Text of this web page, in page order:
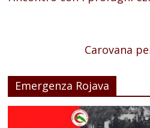
Carovana
Emergenza Rojava